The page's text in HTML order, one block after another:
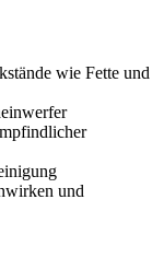
wie Fette und
und